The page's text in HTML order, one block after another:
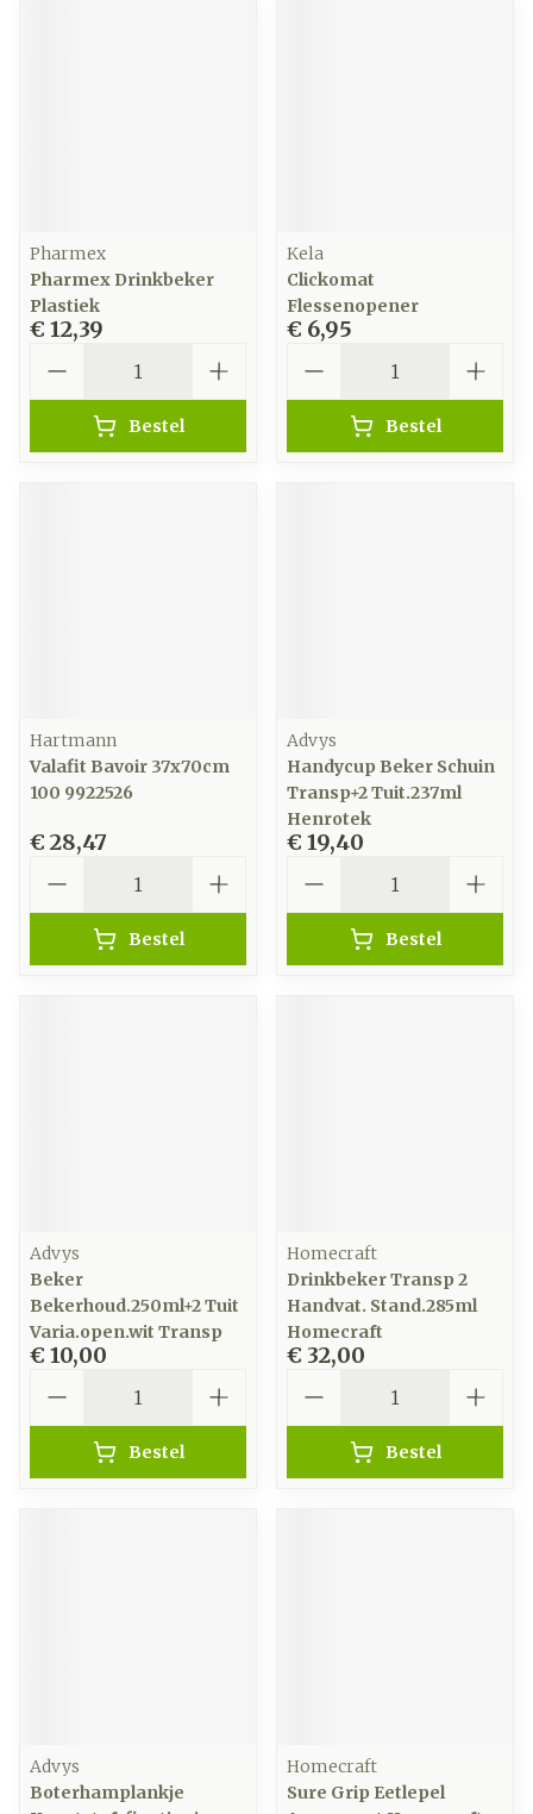
Pharmex
Pharmex Drinkbeker
Plastiek
€ 12,39
Bestel
Kela
Clickomat
Flessenopener
€ 6,95
Bestel
Hartmann
Valafit Bavoir 37x70cm
100 9922526
€ 28,47
Bestel
Advys
Handycup Beker Schuin
Transp+2 Tuit.237ml
Henrotek
€ 19,40
Bestel
Advys
Beker
Bekerhoud.250ml+2 Tuit
Varia.open.wit Transp
€ 10,00
Bestel
Homecraft
Drinkbeker Transp 2
Handvat. Stand.285ml
Homecraft
€ 32,00
Bestel
Advys
Boterhamplankje
Homecraft
Sure Grip Eetlepel